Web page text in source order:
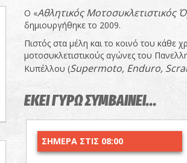
Ο «Αθλητικός Μοτοσυκλετιστικός
δημιουργήθηκε το 2009.
Πιστός στα μέλη και το κοινό του κάθε
μοτοσυκλετιστικούς αγώνες του
Κυπέλλου (Supermoto, Enduro,
ΕΚΕΙ ΓΥΡΩ ΣΥΜΒΑΙΝΕΙ...
ΣΗΜΕΡΑ ΣΤΙΣ 08:00